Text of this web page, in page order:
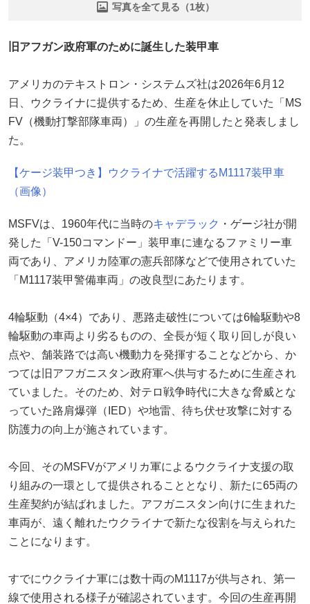
写真を全て見る（1枚）
旧アフガン政府軍のために誕生した装甲車
アメリカのテキストロン・システムズ社は2026年6月12
日、ウクライナに提供するため、生産を休止していた「MS
FV（機動打撃部隊車両）」の生産を再開したと発表しまし
た。
【ケージ装甲つき】ウクライナで活躍するM1117装甲車
（画像）
MSFVは、1960年代に当時のキャデラック ・ゲージ社が開
発した「V-150コマンドー」装甲車に連なるファミリー車
両であり、アメリカ陸軍の憲兵部隊などで使用されていた
「M1117装甲警備車両」の改良型にあたります。
4輪駆動（4×4）であり、悪路走破性については6輪駆動や8
輪駆動の車両より劣るものの、全長が短く取り回しが良い
点や、舗装路では高い機動力を発揮することなどから、か
つては旧アフガニスタン政府軍へ供与するために生産され
ていました。そのため、対テロ戦争時代に大きな脅威とな
っていた路肩爆弾（IED）や地雷、待ち伏せ攻撃に対する
防護力の向上が施されています。
今回、そのMSFVがアメリカ軍によるウクライナ支援の取
り組みの一環として提供されることとなり、新たに65両の
生産契約が結ばれました。アフガニスタン向けに生まれた
車両が、遠く離れたウクライナで新たな役割を与えられた
ことになります。
すでにウクライナ軍には数十両のM1117が供与され、第一
線で使用される様子が確認されています。今回の生産再開